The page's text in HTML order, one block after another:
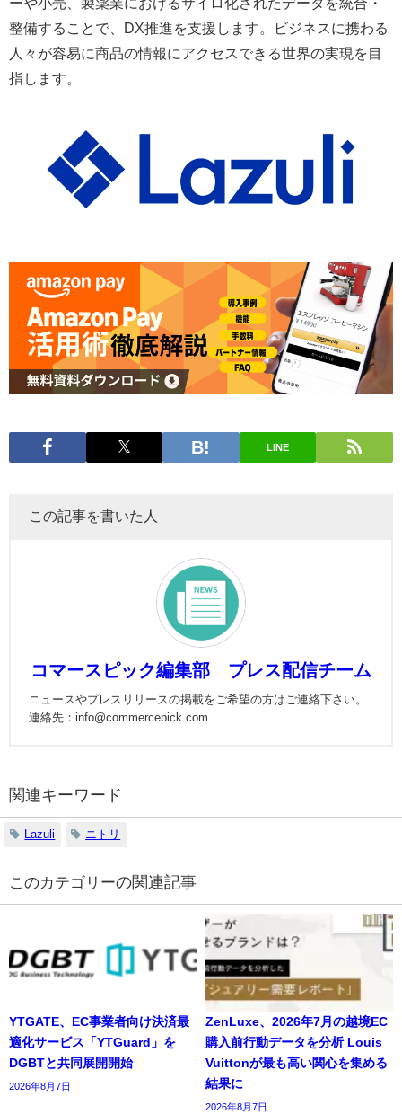
整備することで、DX推進を支援します。ビジネスに携わる
人々が容易に商品の情報にアクセスできる世界の実現を目
指します。
LINE
この記事を書いた人
コマースピック編集部 プレス配信チーム
ニュースやプレスリリースの掲載をご希望の方はご連絡下さい。
連絡先：info@commercepick.com
関連キーワード
Lazuli ニトリ
の関連記事
YTGATE、EC事業者向け決済最
適化サービス「YTGuard」を
DGBTと共同展開開始
2026年8月7日
ZenLuxe、2026年7月の越境EC
購入前行動データを分析 Louis
Vuittonが最も高い関心を集める
結果に
2026年8月7日